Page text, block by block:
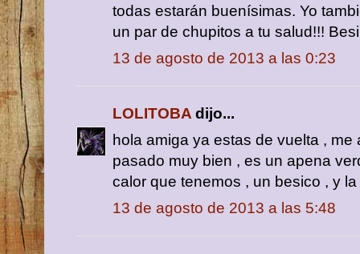
todas estarán buenísimas. Yo
un par de chupitos a tu salud!!!
13 de agosto de 2013 a las 0:23
LOLITOBA dijo...
hola amiga ya estas de vuelta ,
pasado muy bien , es un apena
calor que tenemos , un besico , y
13 de agosto de 2013 a las 5:48